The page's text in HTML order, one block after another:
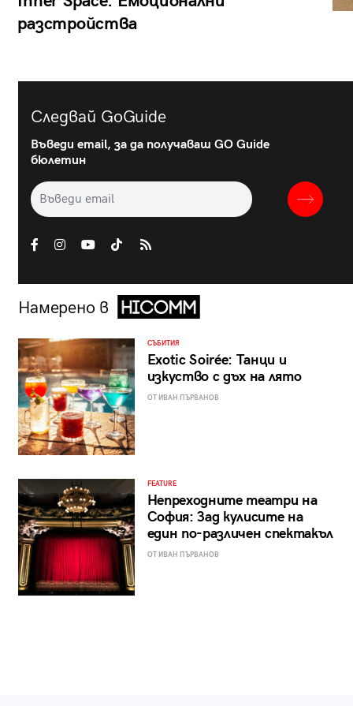
разстройства
Следвай GoGuide
Въведи email, за да получаваш GO Guide
бюлетин
Намерено в
СЪБИТИЯ
Exotic Soirée: Танци и
изкуство с дъх на лято
ОТ ИВАН ПЪРВАНОВ
FEATURE
Непреходните театри на
София: Зад кулисите на
един по-различен спектакъл
ОТ ИВАН ПЪРВАНОВ